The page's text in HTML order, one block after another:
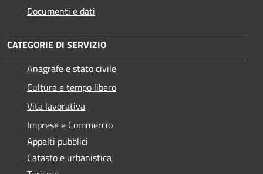
Documenti e dati
CATEGORIE DI SERVIZIO
Anagrafe e stato civile
Cultura e tempo libero
Vita lavorativa
Imprese e Commercio
Appalti pubblici
Catasto e urbanistica